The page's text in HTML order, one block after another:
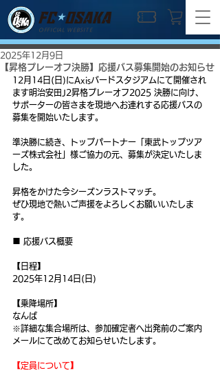
OFFICIAL WEBSITE
【昇格プレーオフ決勝】応援バス募集開始のお知らせ
2025年12月9日
12月14日(日)にAxisバードスタジアムにて開催され
ます明治安田J2昇格プレーオフ2025 決勝に向け、
サポーターの皆さまを現地へお連れする応援バスの
募集を開始いたします。
準決勝に続き、トップパートナー「東武トップツア
ーズ株式会社」様ご協力の元、募集が決定いたしま
した。
昇格をかけた今シーズンラストマッチ。
ぜひ現地で熱いご声援をよろしくお願いいたしま
す。
■ 応援バス概要
【日程】
2025年12月14日(日)
【乗降場所】
なんば
※詳細な集合場所は、参加確定者へ出発前のご案内
メールにて改めてお知らせいたします。
【定員について】